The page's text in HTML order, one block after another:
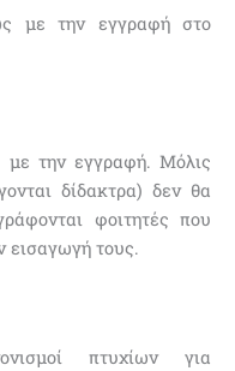
με την εγγραφή στο
με την εγγραφή. Μόλις
δίδακτρα) δεν θα
φοιτητές που
εισαγωγή τους.
πτυχίων για